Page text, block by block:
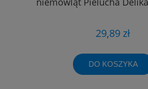
29,89 zł
DO KOSZYKA